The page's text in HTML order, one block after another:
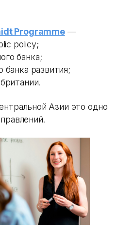
Programme—
policy;
банка;
банка развития;
Азии это одно